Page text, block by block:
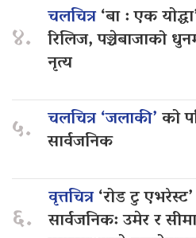
४.
चलचित्र‘बा : एक
रिलिज, पञ्चेबाजाको
नृत्य
५. चलचित्र ‘जलाकी’को
सार्वजनिक
६.
वृत्तचित्र‘रोड टु
सार्वजनिक: उमेर र